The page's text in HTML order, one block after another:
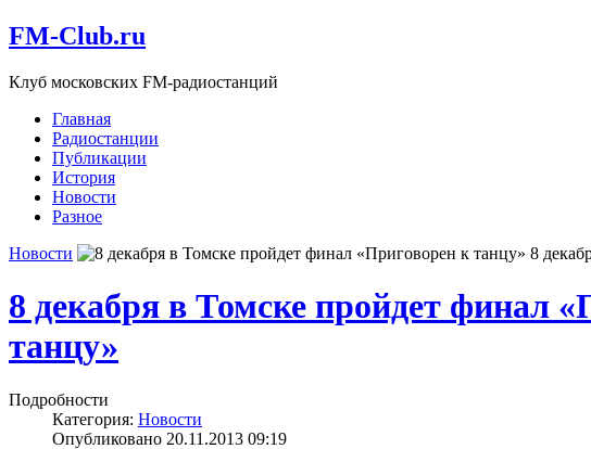
FM-Club.ru
Клуб московских FM-радиостанций
Главная
Радиостанции
Публикации
История
Новости
Разное
Новости
8
8 декабря в Томске пройдет финал
танцу»
Подробности
Категория: Новости
Опубликовано 20.11.2013 09:19